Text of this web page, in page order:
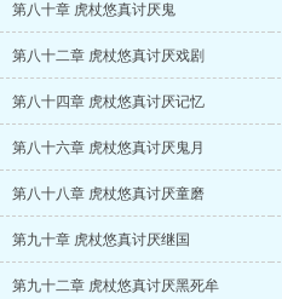
第八十章 虎杖悠真讨厌鬼
第八十二章 虎杖悠真讨厌戏剧
第八十四章 虎杖悠真讨厌记忆
第八十六章 虎杖悠真讨厌鬼月
第八十八章 虎杖悠真讨厌童磨
第九十章 虎杖悠真讨厌继国
第九十二章 虎杖悠真讨厌黑死牟